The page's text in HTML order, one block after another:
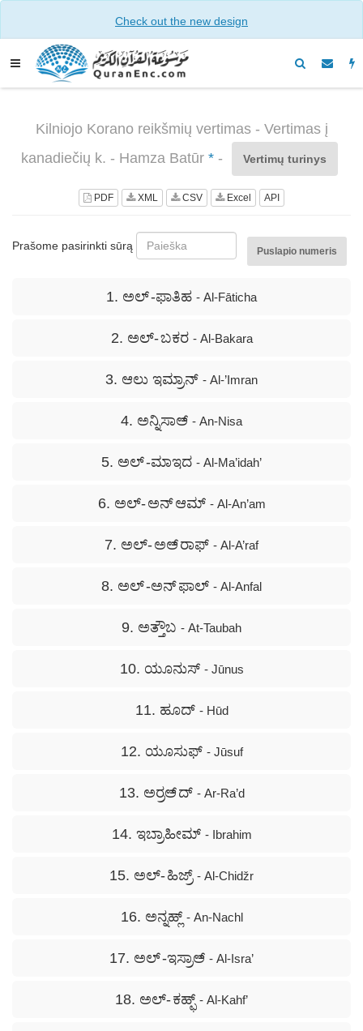
Check out the new design
Kilniojo Korano reikšmių vertimas - Vertimas į
kanadiečių k. - Hamza Batūr *- Vertimų turinys
PDF XML CSV Excel API
Prašome pasirinkti sūrą Puslapio numeris
1. ಅಲ್ -ಫಾತಿಹ - Al-Fāticha
2. ಅಲ್- ಬಕರ - Al-Bakara
3. ಆಲು ಇಮ್ರಾನ್ - Al-’Imran
4. ಅನ್ನಿಸಾಅ್ - An-Nisa
5. ಅಲ್ -ಮಾಇದ - Al-Ma’idah’
6. ಅಲ್- ಅನ್ ಆಮ್ - Al-An’am
7. ಅಲ್- ಅಅ್ ರಾಫ್ - Al-A’raf
8. ಅಲ್ -ಅನ್ ಫಾಲ್ - Al-Anfal
9. ಅತ್ತೌಬ - At-Taubah
10. ಯೂನುಸ್ - Jūnus
11. ಹೂದ್ - Hūd
12. ಯೂಸುಫ್ - Jūsuf
13. ಅರ್‍ರಅ್ ದ್ - Ar-Ra’d
14. ಇಬ್ರಾಹೀಮ್ - Ibrahim
15. ಅಲ್- ಹಿಜ್ರ್ - Al-Chidžr
16. ಅನ್ನಹ್ಲ್ - An-Nachl
17. ಅಲ್ -ಇಸ್ರಾಅ್ - Al-Isra’
18. ಅಲ್- ಕಹ್ಫ್ - Al-Kahf’